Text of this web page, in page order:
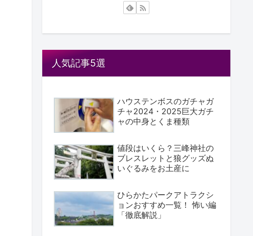
人気記事5選
ハウステンボスのガチャガ
チャ2024・2025巨大ガチ
ャの中身とくま種類
値段はいくら？三峰神社の
ブレスレットと狼グッズぬ
いぐるみをお土産に
ひらかたパークアトラクシ
ョンおすすめ一覧！ 怖い編
「徹底解説」